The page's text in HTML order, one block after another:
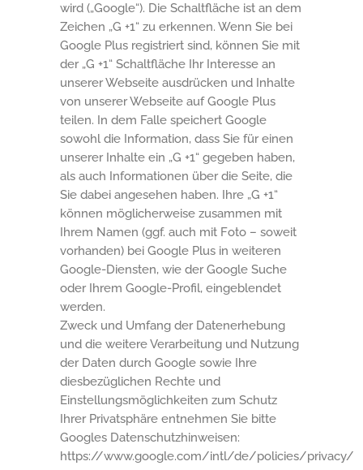
wird („Google“). Die Schaltfläche ist an dem
Zeichen „G +1“ zu erkennen. Wenn Sie bei
Google Plus registriert sind, können Sie mit
der „G +1“ Schaltfläche Ihr Interesse an
unserer Webseite ausdrücken und Inhalte
von unserer Webseite auf Google Plus
teilen. In dem Falle speichert Google
sowohl die Information, dass Sie für einen
unserer Inhalte ein „G +1“ gegeben haben,
als auch Informationen über die Seite, die
Sie dabei angesehen haben. Ihre „G +1“
können möglicherweise zusammen mit
Ihrem Namen (ggf. auch mit Foto – soweit
vorhanden) bei Google Plus in weiteren
Google-Diensten, wie der Google Suche
oder Ihrem Google-Profil, eingeblendet
werden.
Zweck und Umfang der Datenerhebung
und die weitere Verarbeitung und Nutzung
der Daten durch Google sowie Ihre
diesbezüglichen Rechte und
Einstellungsmöglichkeiten zum Schutz
Ihrer Privatsphäre entnehmen Sie bitte
Googles Datenschutzhinweisen:
https://www.google.com/intl/de/policies/privacy/